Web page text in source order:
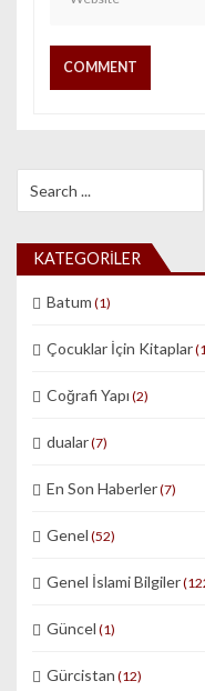
KATEGORILER
Batum (1)
Çocuklar İçin Kitaplar
Coğrafi Yapı (2)
dualar(7)
En Son Haberler(7)
Genel (52)
Genel İslami Bilgiler
Güncel (1)
Gürcistan (12)